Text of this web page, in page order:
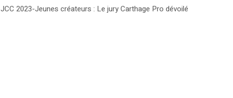
JCC 2023-Jeunes créateurs : Le jury Carthage Pro dévoilé